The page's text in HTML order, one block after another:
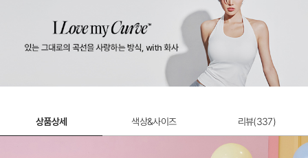
상품상세 색상&사이즈 리뷰(337)